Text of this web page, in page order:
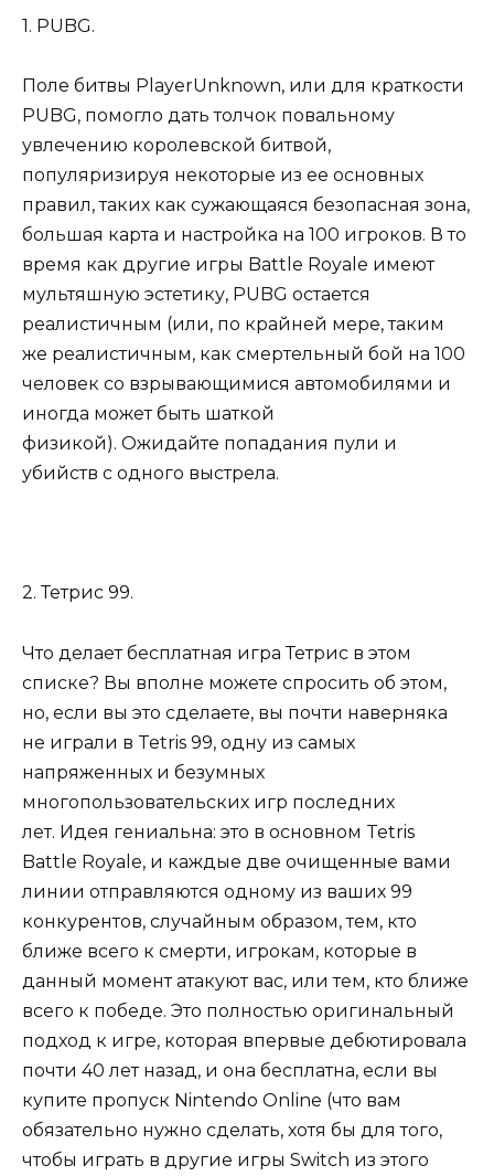
1. PUBG.
Поле битвы PlayerUnknown, или для краткости
PUBG, помогло дать толчок повальному
увлечению королевской битвой,
популяризируя некоторые из ее основных
правил, таких как сужающаяся безопасная зона,
большая карта и настройка на 100 игроков. В то
время как другие игры Battle Royale имеют
мультяшную эстетику, PUBG остается
реалистичным (или, по крайней мере, таким
же реалистичным, как смертельный бой на 100
человек со взрывающимися автомобилями и
иногда может быть шаткой
физикой). Ожидайте попадания пули и
убийств с одного выстрела.
2. Тетрис 99.
Что делает бесплатная игра Тетрис в этом
списке? Вы вполне можете спросить об этом,
но, если вы это сделаете, вы почти наверняка
не играли в Tetris 99, одну из самых
напряженных и безумных
многопользовательских игр последних
лет. Идея гениальна: это в основном Tetris
Battle Royale, и каждые две очищенные вами
линии отправляются одному из ваших 99
конкурентов, случайным образом, тем, кто
ближе всего к смерти, игрокам, которые в
данный момент атакуют вас, или тем, кто ближе
всего к победе. Это полностью оригинальный
подход к игре, которая впервые дебютировала
почти 40 лет назад, и она бесплатна, если вы
купите пропуск Nintendo Online (что вам
обязательно нужно сделать, хотя бы для того,
чтобы играть в другие игры Switch из этого